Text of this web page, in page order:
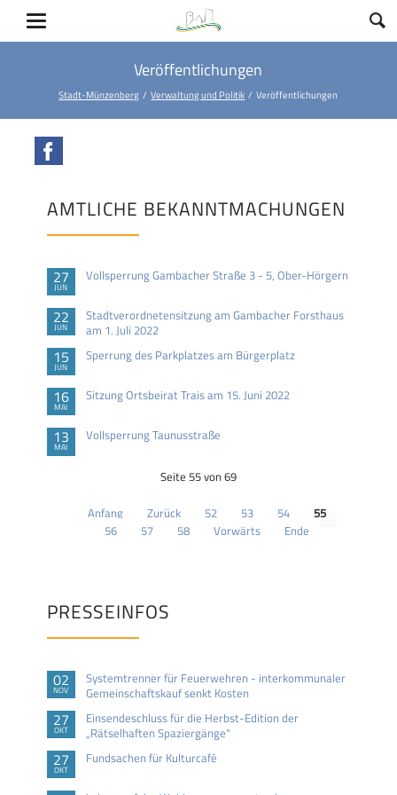
Veröffentlichungen
Stadt-Münzenberg Verwaltung und Politik Veröffentlichungen
AMTLICHE BEKANNTMACHUNGEN
27
JUN
Vollsperrung Gambacher Straße 3 - 5, Ober-Hörgern
22
JUN
Stadtverordnetensitzung am Gambacher Forsthaus
am 1. Juli 2022
15
JUN
Sperrung des Parkplatzes am Bürgerplatz
16
MAI
Sitzung Ortsbeirat Trais am 15. Juni 2022
13
MAI
Vollsperrung Taunusstraße
Seite 55 von 69
Anfang Zurück 52 53 54
55
56
57 58 Vorwärts Ende
PRESSEINFOS
02
NOV
Systemtrenner für Feuerwehren - interkommunaler
Gemeinschaftskauf senkt Kosten
27
OKT
Einsendeschluss für die Herbst-Edition der
„Rätselhaften Spaziergänge“
27
OKT
Fundsachen für Kulturcafé